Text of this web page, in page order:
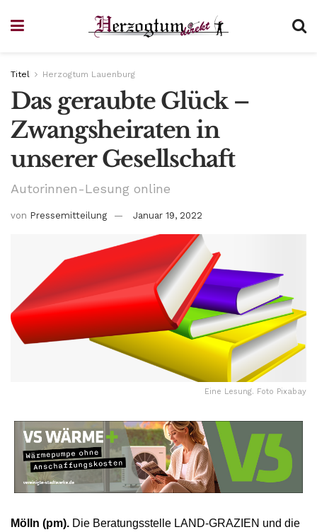
Titel Herzogtum Lauenburg
Das geraubte Glück –
Zwangsheiraten in
unserer Gesellschaft
Autorinnen-Lesung online
von Pressemitteilung Januar 19, 2022
Eine Lesung. Foto Pixabay
Mölln (pm). Die Beratungsstelle LAND-GRAZIEN und die